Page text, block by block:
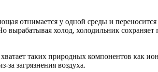
отнимается у одной среды и
вырабатывая холод, холодильник
таких природных компонентов как
за загрязнения воздуха.